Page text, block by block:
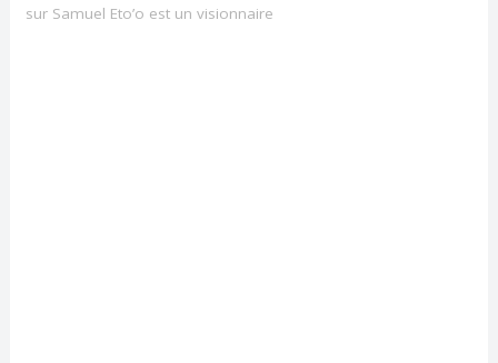
sur Samuel Eto’o est un visionnaire